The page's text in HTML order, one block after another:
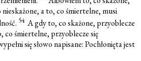
a to, co śmiertelne, musi
54 A gdy to, co skażone, przyoblecze
co śmiertelne, przyoblecze się
się słowo napisane: Pochłonięta jest